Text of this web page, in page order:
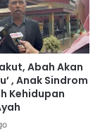
Abah Akan
, Anak Sindrom
Kehidupan